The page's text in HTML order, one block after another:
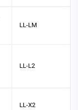
LL-LM
LL-L2
LL-X2